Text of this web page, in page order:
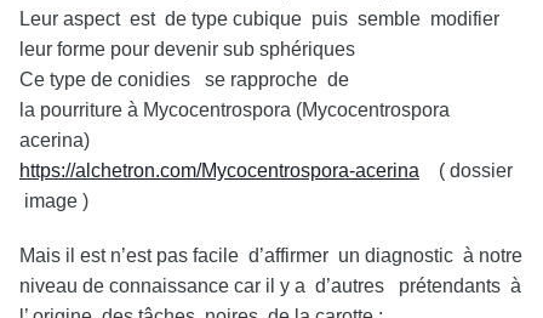
Leur aspect est de type cubique puis semble modifier
leur forme pour devenir sub sphériques
Ce type de conidies se rapproche de
la pourriture à Mycocentrospora (Mycocentrospora
acerina)
https://alchetron.com/Mycocentrospora-acerina ( dossier
image )
Mais il est n’est pas facile d’affirmer un diagnostic à notre
niveau de connaissance car il y a d’autres prétendants à